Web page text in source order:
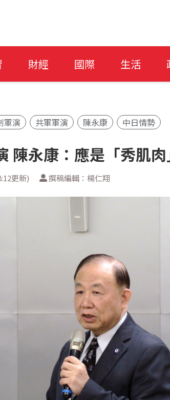
財經 國際 生活
軍演 共軍軍演 陳永康 中日情勢
陳永康：應是「秀肌
更新) 撰稿編輯：楊仁翔